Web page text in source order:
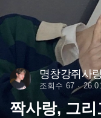
명창강쥐사
조회수 67
짝사랑, 그